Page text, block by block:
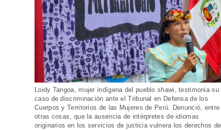
Loidy Tangoa, mujer indígena del pueblo shawi, testimonia su
caso de discriminación ante el Tribunal en Defensa de los
Cuerpos y Territorios de las Mujeres de Perú. Denunció, entre
otras cosas, que la ausencia de intérpretes de idiomas
originarios en los servicios de justicia vulnera los derechos de